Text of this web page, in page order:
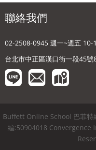
聯絡我們
02-2508-0945 週一~週五 10-
台北市中正區漢口街一段45號
Buffett Online School 巴菲特
編:50904018